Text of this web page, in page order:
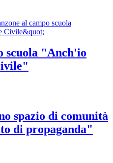
scuola "Anch'io
spazio di comunità
di propaganda"